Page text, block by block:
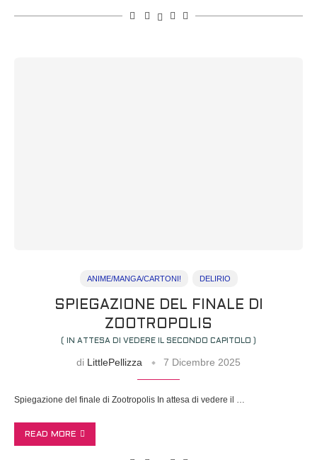
ANIME/MANGA/CARTONI! DELIRIO
SPIEGAZIONE DEL FINALE DI
ZOOTROPOLIS
( IN ATTESA DI VEDERE IL SECONDO CAPITOLO )
di LittlePellizza 7 Dicembre 2025
Spiegazione del finale di Zootropolis In attesa di vedere il …
READ MORE